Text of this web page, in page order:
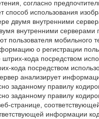
согласно
способ использования
двумя внутренними
внутренними серверами
пользователя мобильного
о регистрации
кода посредством
кода посредством
анализирует
заданному правилу
заданному правилу
странице,
информации